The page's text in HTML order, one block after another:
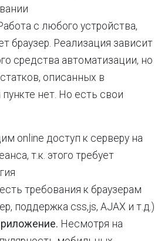
с любого устройства,
браузер. Реализация зависит
средства автоматизации, но
описанных в
нет. Но есть свои
online доступ к серверу на
т.к. этого требует
требования к браузерам
поддержка css,js, AJAX и т.д.)
Несмотря на